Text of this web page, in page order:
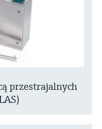
przestrajalnych